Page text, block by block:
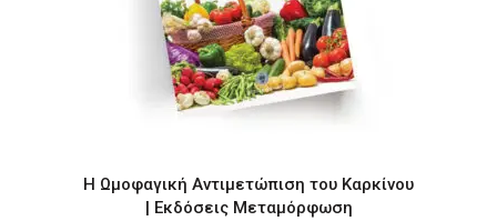
Η Ωμοφαγική Αντιμετώπιση του Καρκίνου
| Εκδόσεις Μεταμόρφωση